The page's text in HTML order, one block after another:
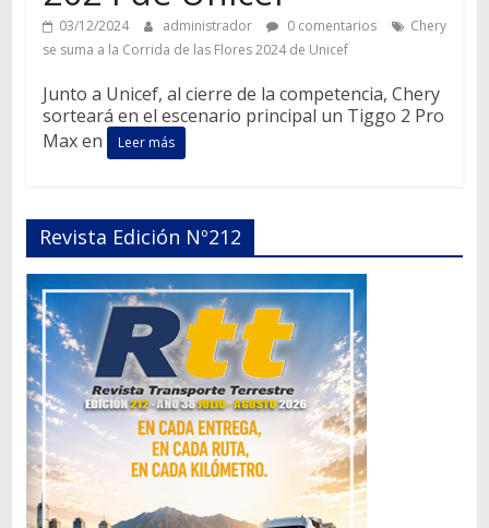
03/12/2024 administrador 0 comentarios
Chery
se suma a la Corrida de las Flores 2024 de Unicef
Junto a Unicef, al cierre de la competencia, Chery
sorteará en el escenario principal un Tiggo 2 Pro
Max en
Leer más
Revista Edición Nº212